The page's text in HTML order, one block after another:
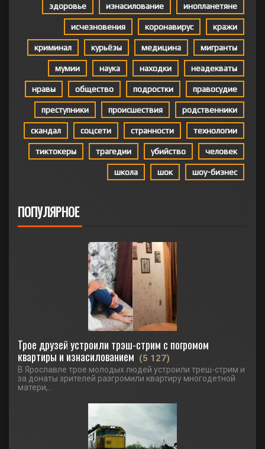
здоровье изнасилование инопланетяне
исчезновения коронавирус кражи
криминал курьёзы медицина мигранты
мумии наука находки неадекваты
нравы общество подростки правосудие
преступники происшествия родственники
скандал соцсети странности технологии
тиктокеры трагедии убийство человек
школа шок шоу-бизнес
ПОПУЛЯРНОЕ
Трое друзей устроили трэш-стрим с погромом
квартиры и изнасилованием (5 127)
В Ярославле трое молодых людей устроили треш-стрим и
за донаты зрителей разгромили квартиру многодетной
матери,...